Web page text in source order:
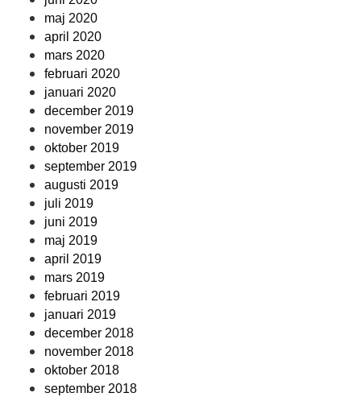
maj 2020
april 2020
mars 2020
februari 2020
januari 2020
december 2019
november 2019
oktober 2019
september 2019
augusti 2019
juli 2019
juni 2019
maj 2019
april 2019
mars 2019
februari 2019
januari 2019
december 2018
november 2018
oktober 2018
september 2018